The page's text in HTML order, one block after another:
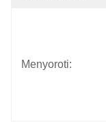
Menyoroti: